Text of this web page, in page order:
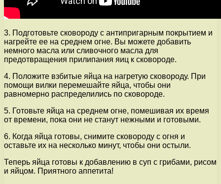
3. Подготовьте сковороду с антипригарным покрытием и
нагрейте ее на среднем огне. Вы можете добавить
немного масла или сливочного масла для
предотвращения прилипания яиц к сковороде.
4. Положите взбитые яйца на нагретую сковороду. При
помощи вилки перемешайте яйца, чтобы они
равномерно распределились по сковороде.
5. Готовьте яйца на среднем огне, помешивая их время
от времени, пока они не станут нежными и готовыми.
6. Когда яйца готовы, снимите сковороду с огня и
оставьте их на несколько минут, чтобы они остыли.
Теперь яйца готовы к добавлению в суп с грибами, рисом
и яйцом. Приятного аппетита!